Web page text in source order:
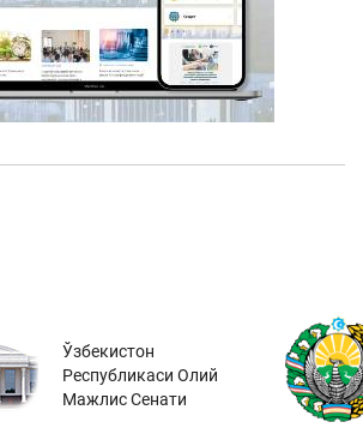
Ўзбекистон
Республикаси Олий
Мажлис Сенати